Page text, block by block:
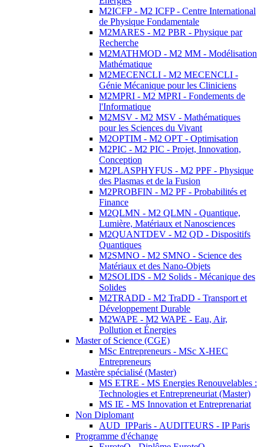
M2ICFP - M2 ICFP - Centre International
de Physique Fondamentale
M2MARES - M2 PBR - Physique par
Recherche
M2MATHMOD - M2 MM - Modélisation
Mathématique
M2MECENCLI - M2 MECENCLI -
Génie Mécanique pour les Cliniciens
M2MPRI - M2 MPRI - Fondements de
l'Informatique
M2MSV - M2 MSV - Mathématiques
pour les Sciences du Vivant
M2OPTIM - M2 OPT - Optimisation
M2PIC - M2 PIC - Projet, Innovation,
Conception
M2PLASPHYFUS - M2 PPF - Physique
des Plasmas et de la Fusion
M2PROBFIN - M2 PF - Probabilités et
Finance
M2QLMN - M2 QLMN - Quantique,
Lumière, Matériaux et Nanosciences
M2QUANTDEV - M2 QD - Dispositifs
Quantiques
M2SMNO - M2 SMNO - Science des
Matériaux et des Nano-Objets
M2SOLIDS - M2 Solids - Mécanique des
Solides
M2TRADD - M2 TraDD - Transport et
Développement Durable
M2WAPE - M2 WAPE - Eau, Air,
Pollution et Énergies
Master of Science (CGE)
MSc Entrepreneurs - MSc X-HEC
Entrepreneurs
Mastère spécialisé (Master)
MS ETRE - MS Energies Renouvelables :
Technologies et Entrepreneuriat (Master)
MS IE - MS Innovation et Entreprenariat
Non Diplomant
AUD_IPParis - AUDITEURS - IP Paris
Programme d'échange